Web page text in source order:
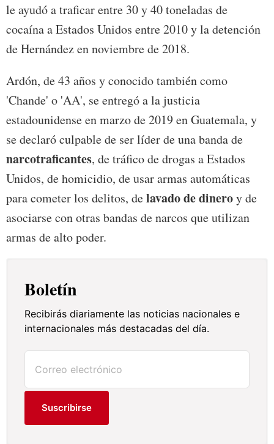
le ayudó a traficar entre 30 y 40 toneladas de
cocaína a Estados Unidos entre 2010 y la detención
de Hernández en noviembre de 2018.
Ardón, de 43 años y conocido también como
'Chande' o 'AA', se entregó a la justicia
estadounidense en marzo de 2019 en Guatemala, y
se declaró culpable de ser líder de una banda de
narcotraficantes, de tráfico de drogas a Estados
Unidos, de homicidio, de usar armas automáticas
para cometer los delitos, delavado de dineroy de
asociarse con otras bandas de narcos que utilizan
armas de alto poder.
Boletín
Recibirás diariamente las noticias nacionales e
internacionales más destacadas del día.
Suscribirse